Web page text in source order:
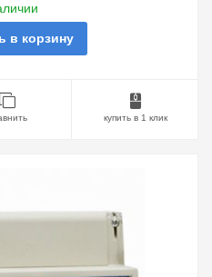
в корзину
купить в 1 клик